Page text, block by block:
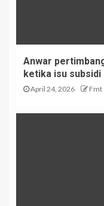
Anwar
ketika isu subsidi
April 24, 2026 Fmt